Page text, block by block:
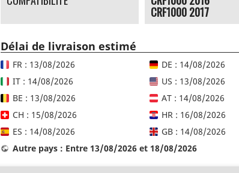
CRF1000 2017
Délai de livraison estimé
FR : 13/08/2026
DE : 14/08/2026
IT : 14/08/2026
US : 13/08/2026
BE : 13/08/2026
AT : 14/08/2026
CH : 15/08/2026
HR : 16/08/2026
ES : 14/08/2026
GB : 14/08/2026
Autre pays : Entre 13/08/2026 et 18/08/2026